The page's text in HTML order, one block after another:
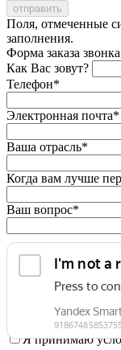
Поля, отмеченные
заполнения.
Форма заказа звонка
Как Вас зовут?
Телефон*
Электронная почта*
Ваша отрасль*
Когда вам лучше
Ваш вопрос*
Я принимаю